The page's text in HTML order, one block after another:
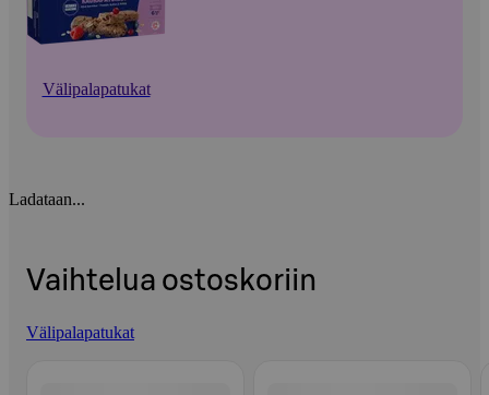
Välipalapatukat
Ladataan...
Vaihtelua ostoskoriin
Välipalapatukat